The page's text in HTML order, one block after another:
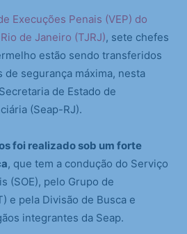
Execuções Penais (VEP) do
de Janeiro (TJRJ), sete chefes
estão sendo transferidos
segurança máxima, nesta
de Estado de
(Seap-RJ).
foi realizado sob um forte
, que tem a condução do Serviço
(SOE), pelo Grupo de
e pela Divisão de Busca e
integrantes da Seap.